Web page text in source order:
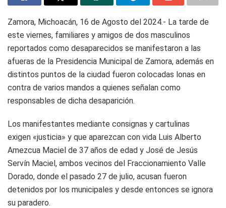
Zamora, Michoacán, 16 de Agosto del 2024.- La tarde de
este viernes, familiares y amigos de dos masculinos
reportados como desaparecidos se manifestaron a las
afueras de la Presidencia Municipal de Zamora, además en
distintos puntos de la ciudad fueron colocadas lonas en
contra de varios mandos a quienes señalan como
responsables de dicha desaparición.
Los manifestantes mediante consignas y cartulinas
exigen «justicia» y que aparezcan con vida Luis Alberto
Amezcua Maciel de 37 años de edad y José de Jesús
Servín Maciel, ambos vecinos del Fraccionamiento Valle
Dorado, donde el pasado 27 de julio, acusan fueron
detenidos por los municipales y desde entonces se ignora
su paradero.